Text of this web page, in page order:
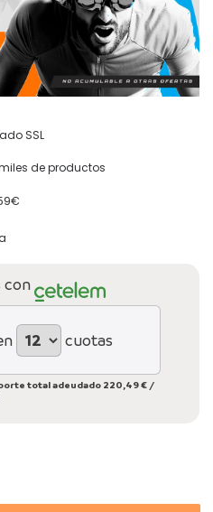
SSL
de productos
con
cuotas
total adeudado 220,49 € /